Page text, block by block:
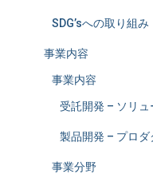
SDG’sへの取り組み
事業内容
事業内容
受託開発 – ソリュ
製品開発 – プロダ
事業分野